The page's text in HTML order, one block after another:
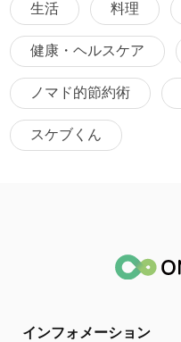
生活 料理
健康・ヘルスケア
ノマド的節約術
スケブくん
インフォメーション